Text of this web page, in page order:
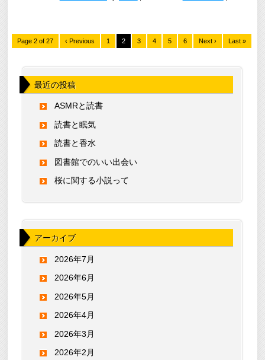
Page 2 of 27 ‹ Previous 1 2 3 4 5 6 Next › Last »
最近の投稿
ASMRと読書
読書と眠気
読書と香水
図書館でのいい出会い
桜に関する小説って
アーカイブ
2026年7月
2026年6月
2026年5月
2026年4月
2026年3月
2026年2月